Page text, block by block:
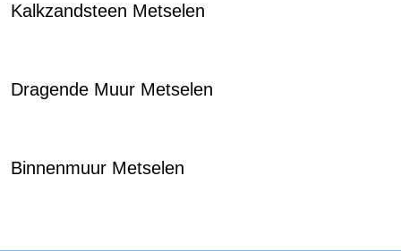
Kalkzandsteen Metselen
Dragende Muur Metselen
Binnenmuur Metselen